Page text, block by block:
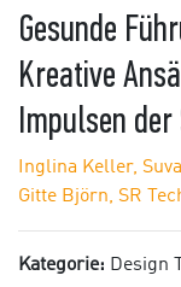
Gesunde
Kreative
Impulsen der
Inglina Keller, Suva
Gitte Björn, SR
Kategorie: Design